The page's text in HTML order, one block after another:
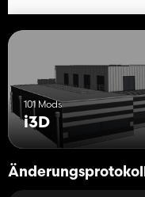
101 Mods
i3D
Änderungsprotokoll